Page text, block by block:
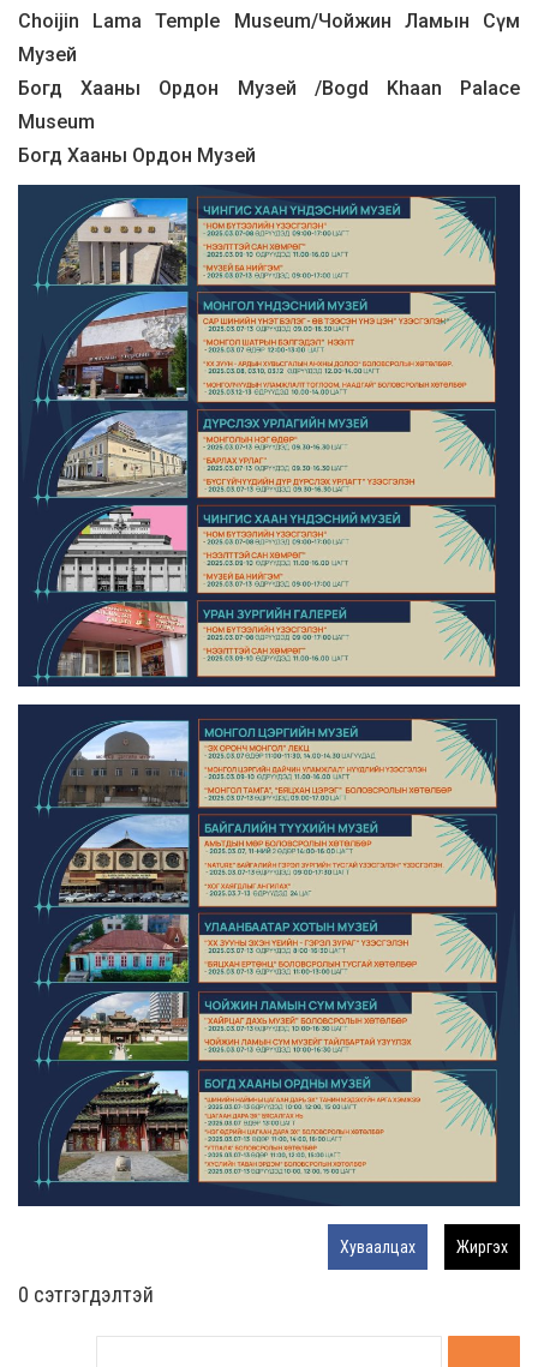
Choijin Lama Temple Museum/Чойжин Ламын Сүм
Музей
Богд Хааны Ордон Музей /Bogd Khaan Palace
Museum
Богд Хааны Ордон Музей
Хуваалцах Жиргэх
0 cэтгэгдэлтэй